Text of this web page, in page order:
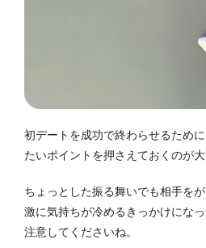
初デートを成功で終わらせるため
たいポイントを押さえておくのが大
ちょっとした振る舞いでも相手を
激に気持ちが冷めるきっかけにな
注意してくださいね。